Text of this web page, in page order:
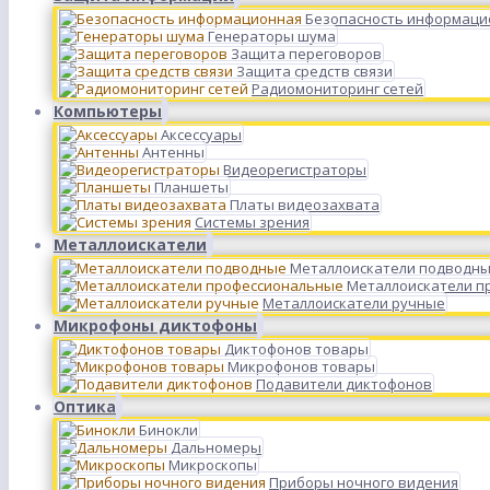
Безопасность
Генераторы шума
Защита переговоров
Защита средств связи
Радиомониторинг сетей
Компьютеры
Аксессуары
Антенны
Видеорегистраторы
Планшеты
Платы видеозахвата
Системы зрения
Металлоискатели
Металлоискатели
Металлоискатели
Металлоискатели ручные
Микрофоны диктофоны
Диктофонов товары
Микрофонов товары
Подавители диктофонов
Оптика
Бинокли
Дальномеры
Микроскопы
Приборы ночного видения